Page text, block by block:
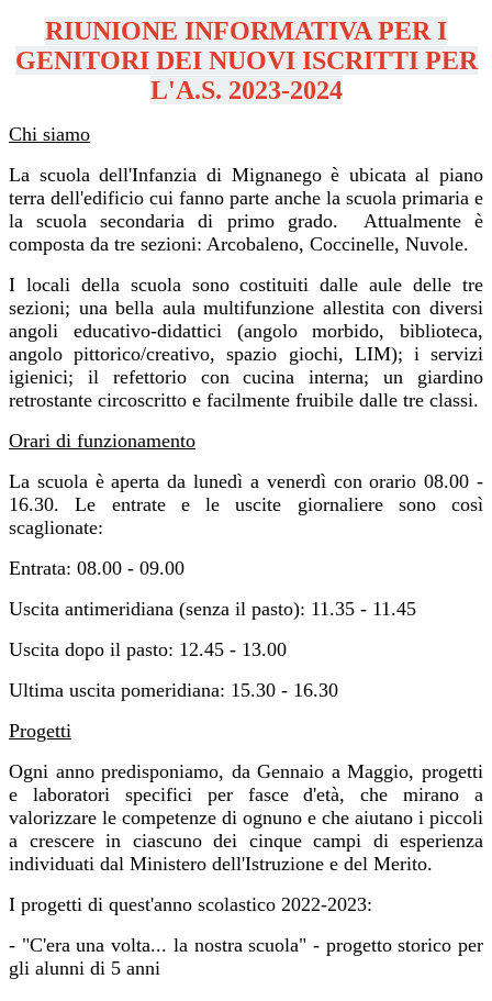
RIUNIONE INFORMATIVA PER I
GENITORI DEI NUOVI ISCRITTI PER
L'A.S. 2023-2024
Chi siamo
La scuola dell'Infanzia di Mignanego è ubicata al piano
terra dell'edificio cui fanno parte anche la scuola primaria e
la scuola secondaria di primo grado. Attualmente è
composta da tre sezioni: Arcobaleno, Coccinelle, Nuvole.
I locali della scuola sono costituiti dalle aule delle tre
sezioni; una bella aula multifunzione allestita con diversi
angoli educativo-didattici (angolo morbido, biblioteca,
angolo pittorico/creativo, spazio giochi, LIM); i servizi
igienici; il refettorio con cucina interna; un giardino
retrostante circoscritto e facilmente fruibile dalle tre classi.
Orari di funzionamento
La scuola è aperta da lunedì a venerdì con orario 08.00 -
16.30. Le entrate e le uscite giornaliere sono così
scaglionate:
Entrata: 08.00 - 09.00
Uscita antimeridiana (senza il pasto): 11.35 - 11.45
Uscita dopo il pasto: 12.45 - 13.00
Ultima uscita pomeridiana: 15.30 - 16.30
Progetti
Ogni anno predisponiamo, da Gennaio a Maggio, progetti
e laboratori specifici per fasce d'età, che mirano a
valorizzare le competenze di ognuno e che aiutano i piccoli
a crescere in ciascuno dei cinque campi di esperienza
individuati dal Ministero dell'Istruzione e del Merito.
I progetti di quest'anno scolastico 2022-2023:
- "C'era una volta... la nostra scuola" - progetto storico per
gli alunni di 5 anni